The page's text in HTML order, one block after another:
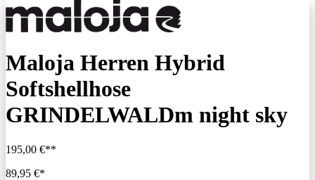
Maloja Herren Hybrid
Softshellhose
GRINDELWALDm night sky
195,00 €**
89,95 €*